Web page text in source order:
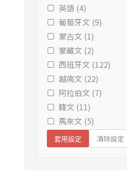
英語 (4)
葡萄牙文 (9)
蒙古文 (1)
蒙藏文 (2)
西班牙文 (122)
越南文 (22)
阿拉伯文 (7)
韓文 (11)
馬來文 (5)
套用設定 清除設定